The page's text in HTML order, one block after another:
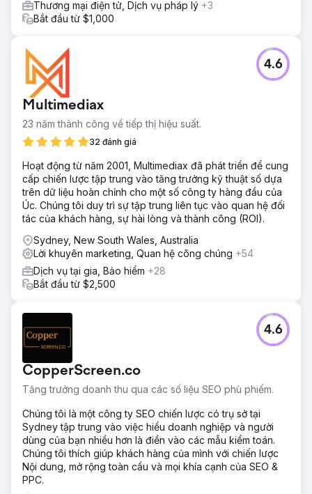
Thương mại điện tử, Dịch vụ pháp lý +3
Bắt đầu từ $1,000
Multimediax
23 năm thành công về tiếp thị hiệu suất.
32 đánh giá
4.6
Hoạt động từ năm 2001, Multimediax đã phát triển để cung
cấp chiến lược tập trung vào tăng trưởng kỹ thuật số dựa
trên dữ liệu hoàn chỉnh cho một số công ty hàng đầu của
Úc. Chúng tôi duy trì sự tập trung liên tục vào quan hệ đối
tác của khách hàng, sự hài lòng và thành công (ROI).
Sydney, New South Wales, Australia
Lời khuyên marketing, Quan hệ công chúng +54
Dịch vụ tại gia, Bảo hiểm +28
Bắt đầu từ $2,500
CopperScreen.co
Tăng trưởng doanh thu qua các số liệu SEO phù phiếm.
4.6
Chúng tôi là một công ty SEO chiến lược có trụ sở tại
Sydney tập trung vào việc hiểu doanh nghiệp và người
dùng của bạn nhiều hơn là điền vào các mẫu kiểm toán.
Chúng tôi thích giúp khách hàng của mình với chiến lược
Nội dung, mở rộng toàn cầu và mọi khía cạnh của SEO &
PPC.